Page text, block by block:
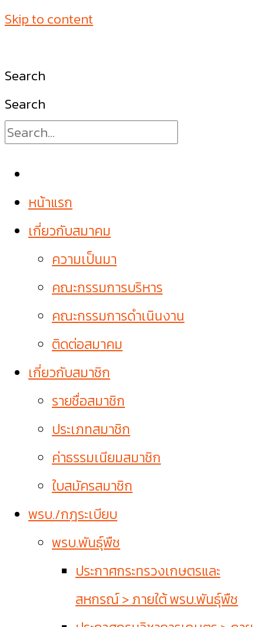
Skip to content
Search
Search
หน้าแรก
เกี่ยวกับสมาคม
ความเป็นมา
คณะกรรมการบริหาร
คณะกรรมการดำเนินงาน
ติดต่อสมาคม
เกี่ยวกับสมาชิก
รายชื่อสมาชิก
ประเภทสมาชิก
ค่าธรรมเนียมสมาชิก
ใบสมัครสมาชิก
พรบ./กฎระเบียบ
พรบ.พันธุ์พืช
ประกาศกระทรวงเกษตรและ
สหกรณ์ > ภายใต้ พรบ.พันธุ์พืช